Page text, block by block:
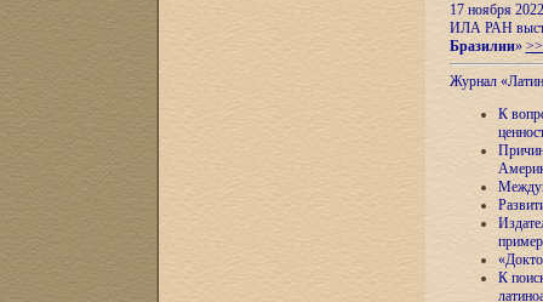
17 ноября
ИЛА РАН
Бразилии»
Журнал
К
К